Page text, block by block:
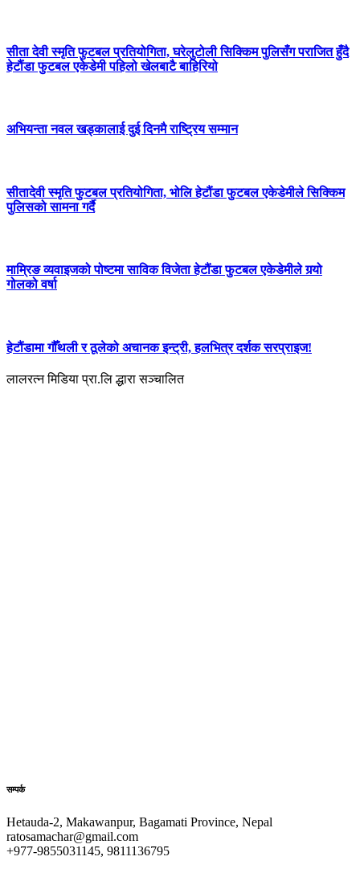
सीता देवी स्मृति फुटबल प्रतियोगिता, घरेलुटोली सिक्किम पुलिसँग पराजित हुँदै
हेटौंडा फुटबल एकेडेमी पहिलो खेलबाटै बाहिरियो
अभियन्ता नवल खड्कालाई दुई दिनमै राष्ट्रिय सम्मान
सीतादेवी स्मृति फुटबल प्रतियोगिता, भोलि हेटौंडा फुटबल एकेडेमीले सिक्किम
पुलिसको सामना गर्दै
माम्रिङ व्यवाइजको पोष्टमा साविक विजेता हेटौंडा फुटबल एकेडेमीले गर्‍यो
गोलको वर्षा
हेटौंडामा गौँथली र ठूलेको अचानक इन्ट्री, हलभित्र दर्शक सरप्राइज!
लालरत्न मिडिया प्रा.लि द्धारा सञ्चालित
सम्पर्क
Hetauda-2, Makawanpur, Bagamati Province, Nepal
ratosamachar@gmail.com
+977-9855031145, 9811136795